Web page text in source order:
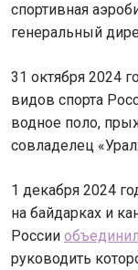
спортивная
генеральный
31 октября 2024
видов спорта
водное поло,
совладелец
1 декабря 2024
на байдарках и
России
руководить